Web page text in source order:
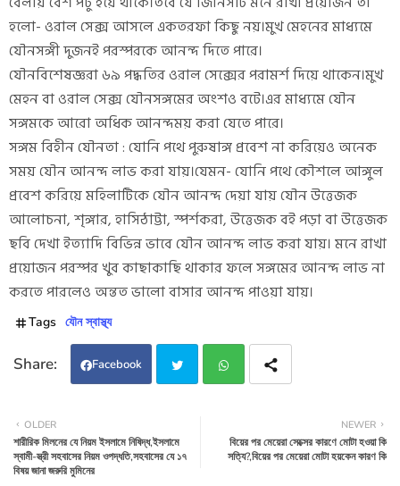
হলো- ওরাল সেক্স আসলে একতরফা কিছু নয়।মুখ মেহনের মাধ্যমে
যৌনসঙ্গী দুজনই পরস্পরকে আনন্দ দিতে পারে।
যৌনবিশেষজ্ঞরা ৬৯ পদ্ধতির ওরাল সেক্সের পরামর্শ দিয়ে থাকেন।মুখ
মেহন বা ওরাল সেক্স যৌনসঙ্গমের অংশও বটে।এর মাধ্যমে যৌন
সঙ্গমকে আরো অধিক আনন্দময় করা যেতে পারে।
সঙ্গম বিহীন যৌনতা : যোনি পথে পুরুষাঙ্গ প্রবেশ না করিয়েও অনেক
সময় যৌন আনন্দ লাভ করা যায়।যেমন- যোনি পথে কৌশলে আঙ্গুল
প্রবেশ করিয়ে মহিলাটিকে যৌন আনন্দ দেয়া যায় যৌন উত্তেজক
আলোচনা, শৃঙ্গার, হাসিঠাট্টা, স্পর্শকরা, উত্তেজক বই পড়া বা উত্তেজক
ছবি দেখা ইত্যাদি বিভিন্ন ভাবে যৌন আনন্দ লাভ করা যায়। মনে রাখা
প্রয়োজন পরস্পর খুব কাছাকাছি থাকার ফলে সঙ্গমের আনন্দ লাভ না
করতে পারলেও অন্তত ভালো বাসার আনন্দ পাওয়া যায়।
Tags যৌন স্বাস্থ্য
Facebook
tter atsa
NEWER
বিয়ের পর মেয়েরা সেক্সের কারণে মোটা হওয়া কি
সত্যি?,বিয়ের পর মেয়েরা মোটা হয়কেন কারণ কি
OLDER
শারীরিক মিলনের যে নিয়ম ইসলামে নিষিদ্ধ,ইসলামে
স্বামী-স্ত্রী সহবাসের নিয়ম ওপদ্ধতি,সহবাসের যে ১৭
বিষয় জানা জরুরি মুমিনের